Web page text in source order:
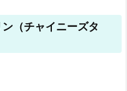
（チャイニーズタ